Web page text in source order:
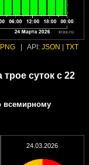
PNG API: JSON TXT
суток с 22
всемирному
24.03.2026